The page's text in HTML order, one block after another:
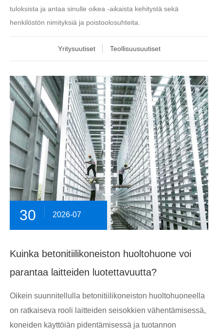
tuloksista ja antaa sinulle oikea -aikaista kehitystä sekä
henkilöstön nimityksiä ja poistoolosuhteita.
Yritysuutiset Teollisuusuutiset
30 2026-07
Kuinka betonitiilikoneiston huoltohuone voi
parantaa laitteiden luotettavuutta?
Oikein suunnitellulla betonitiilikoneiston huoltohuoneella
on ratkaiseva rooli laitteiden seisokkien vähentämisessä,
koneiden käyttöiän pidentämisessä ja tuotannon